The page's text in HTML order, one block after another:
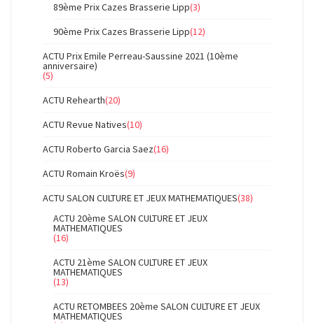
89ème Prix Cazes Brasserie Lipp(3)
90ème Prix Cazes Brasserie Lipp(12)
ACTU Prix Emile Perreau-Saussine 2021 (10ème
anniversaire)
(5)
ACTU Rehearth(20)
ACTU Revue Natives(10)
ACTU Roberto Garcia Saez(16)
ACTU Romain Kroës(9)
ACTU SALON CULTURE ET JEUX MATHEMATIQUES(38)
ACTU 20ème SALON CULTURE ET JEUX
MATHEMATIQUES
(16)
ACTU 21ème SALON CULTURE ET JEUX
MATHEMATIQUES
(13)
ACTU RETOMBEES 20ème SALON CULTURE ET JEUX
MATHEMATIQUES